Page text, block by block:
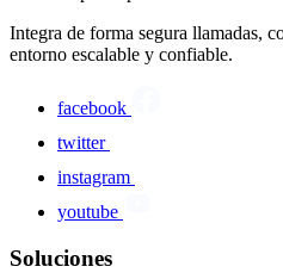
Integra de forma segura llamadas,
entorno escalable y confiable.
facebook
twitter
instagram
youtube
Soluciones